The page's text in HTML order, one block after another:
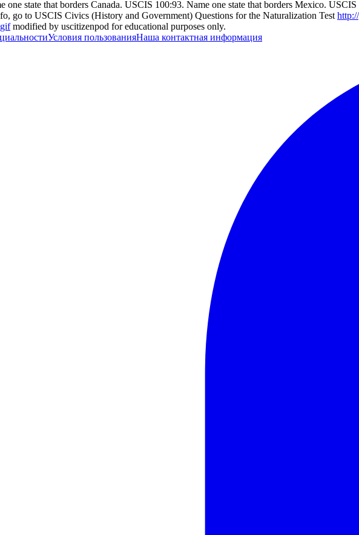
state that borders Canada. USCIS 100:93. Name one state that borders Mexico.
go to USCIS Civics (History and Government) Questions for the Naturalization Test
modified by uscitizenpod for educational purposes only.
Условия пользованияНаша контактная информация